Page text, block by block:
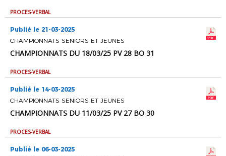
PROCES-VERBAL
Publié le 21-03-2025
CHAMPIONNATS SENIORS ET JEUNES
CHAMPIONNATS DU 18/03/25 PV 28 BO 31
PROCES-VERBAL
Publié le 14-03-2025
CHAMPIONNATS SENIORS ET JEUNES
CHAMPIONNATS DU 11/03/25 PV 27 BO 30
PROCES-VERBAL
Publié le 06-03-2025